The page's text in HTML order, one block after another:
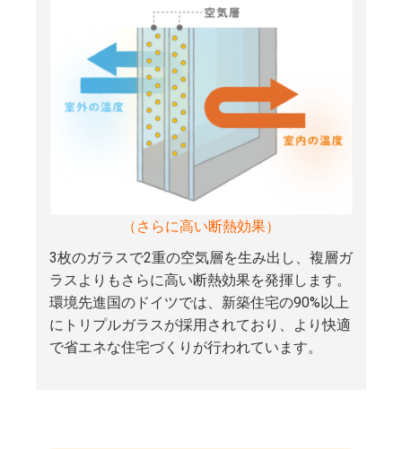
（さらに高い断熱効果）
3枚のガラスで2重の空気層を生み出し、複層ガ
ラスよりもさらに高い断熱効果を発揮します。
環境先進国のドイツでは、新築住宅の90%以上
にトリプルガラスが採用されており、より快適
で省エネな住宅づくりが行われています。